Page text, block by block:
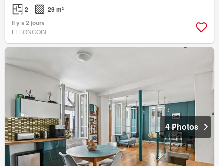
2
29 m²
Il y a 2 jours
LEBONCOIN
4 Photos